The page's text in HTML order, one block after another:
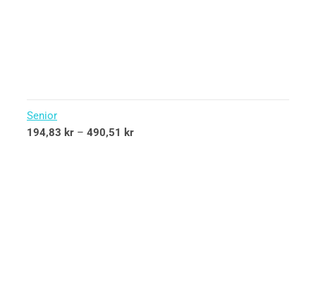
Senior
194,83 kr – 490,51 kr